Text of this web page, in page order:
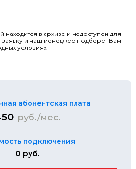
в архиве и недоступен для
заявку и наш менеджер подберет Вам
условиях.
абонентская плата
руб./мес.
подключения
0 руб.